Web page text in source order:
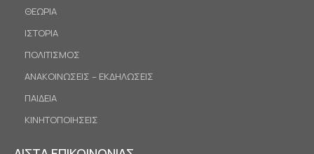
ΘΕΩΡΙΑ
ΙΣΤΟΡΙΑ
ΠΟΛΙΤΙΣΜΟΣ
ΑΝΑΚΟΙΝΩΣΕΙΣ – ΕΚΔΗΛΩΣΕΙΣ
ΠΑΙΔΕΙΑ
ΚΙΝΗΤΟΠΟΙΗΣΕΙΣ